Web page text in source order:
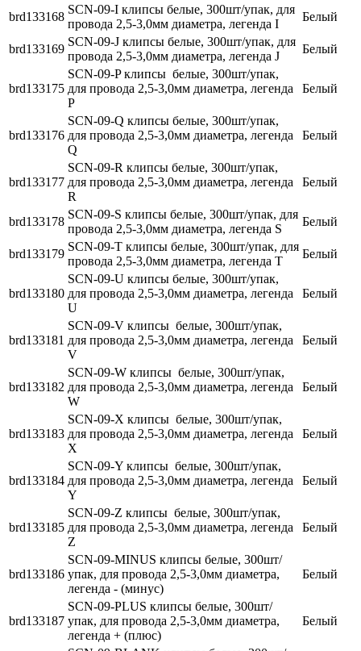
brd133168
SCN-09-I клипсы белые, 300шт/упак, для
провода 2,5-3,0мм диаметра, легенда I
Белый
brd133169
SCN-09-J клипсы белые, 300шт/упак, для
провода 2,5-3,0мм диаметра, легенда J
Белый
brd133175
SCN-09-P клипсы белые, 300шт/упак,
для провода 2,5-3,0мм диаметра, легенда
P
Белый
brd133176
SCN-09-Q клипсы белые, 300шт/упак,
для провода 2,5-3,0мм диаметра, легенда
Q
Белый
brd133177
SCN-09-R клипсы белые, 300шт/упак,
для провода 2,5-3,0мм диаметра, легенда
R
Белый
brd133178
SCN-09-S клипсы белые, 300шт/упак, для
провода 2,5-3,0мм диаметра, легенда S
Белый
brd133179
SCN-09-T клипсы белые, 300шт/упак, для
провода 2,5-3,0мм диаметра, легенда T
Белый
brd133180
SCN-09-U клипсы белые, 300шт/упак,
для провода 2,5-3,0мм диаметра, легенда
U
Белый
brd133181
SCN-09-V клипсы белые, 300шт/упак,
для провода 2,5-3,0мм диаметра, легенда
V
Белый
brd133182
SCN-09-W клипсы белые, 300шт/упак,
для провода 2,5-3,0мм диаметра, легенда
W
Белый
brd133183
SCN-09-X клипсы белые, 300шт/упак,
для провода 2,5-3,0мм диаметра, легенда
X
Белый
brd133184
SCN-09-Y клипсы белые, 300шт/упак,
для провода 2,5-3,0мм диаметра, легенда
Y
Белый
brd133185
SCN-09-Z клипсы белые, 300шт/упак,
для провода 2,5-3,0мм диаметра, легенда
Z
Белый
brd133186
SCN-09-MINUS клипсы белые, 300шт/
упак, для провода 2,5-3,0мм диаметра,
легенда - (минус)
Белый
brd133187
SCN-09-PLUS клипсы белые, 300шт/
упак, для провода 2,5-3,0мм диаметра,
легенда + (плюс)
Белый